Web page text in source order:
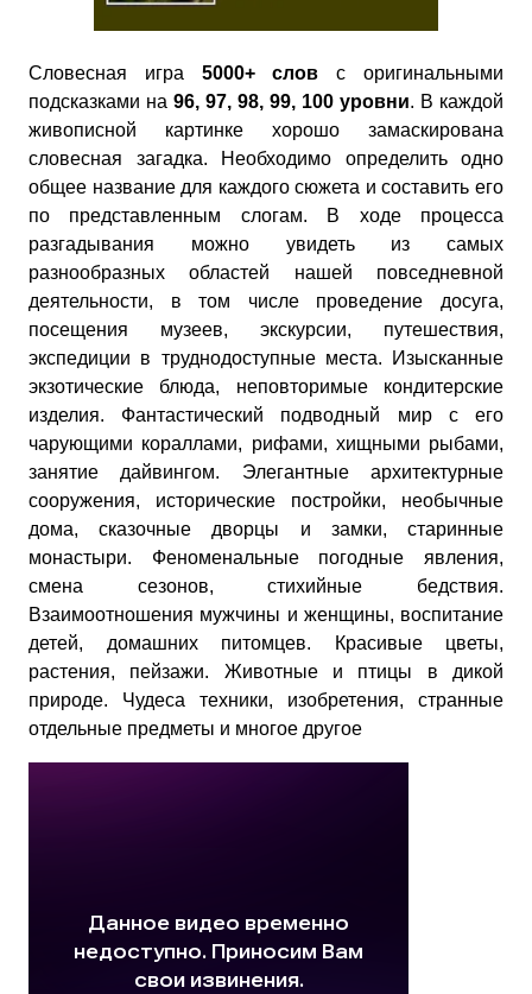
Словесная игра 5000+ слов с оригинальными
подсказками на 96, 97, 98, 99, 100 уровни. В каждой
живописной картинке хорошо замаскирована
словесная загадка. Необходимо определить одно
общее название для каждого сюжета и составить его
по представленным слогам. В ходе процесса
разгадывания можно увидеть из самых
разнообразных областей нашей повседневной
деятельности, в том числе проведение досуга,
посещения музеев, экскурсии, путешествия,
экспедиции в труднодоступные места. Изысканные
экзотические блюда, неповторимые кондитерские
изделия. Фантастический подводный мир с его
чарующими кораллами, рифами, хищными рыбами,
занятие дайвингом. Элегантные архитектурные
сооружения, исторические постройки, необычные
дома, сказочные дворцы и замки, старинные
монастыри. Феноменальные погодные явления,
смена сезонов, стихийные бедствия.
Взаимоотношения мужчины и женщины, воспитание
детей, домашних питомцев. Красивые цветы,
растения, пейзажи. Животные и птицы в дикой
природе. Чудеса техники, изобретения, странные
отдельные предметы и многое другое